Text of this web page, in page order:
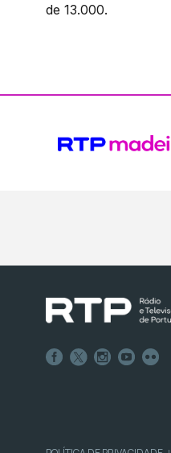
de 13.000.